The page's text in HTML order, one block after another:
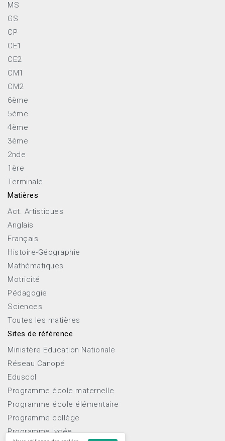
MS
GS
CP
CE1
CE2
CM1
CM2
6ème
5ème
4ème
3ème
2nde
1ère
Terminale
Matières
Act. Artistiques
Anglais
Français
Histoire-Géographie
Mathématiques
Motricité
Pédagogie
Sciences
Toutes les matières
Sites de référence
Ministère Education Nationale
Réseau Canopé
Eduscol
Programme école maternelle
Programme école élémentaire
Programme collège
Programme lycée